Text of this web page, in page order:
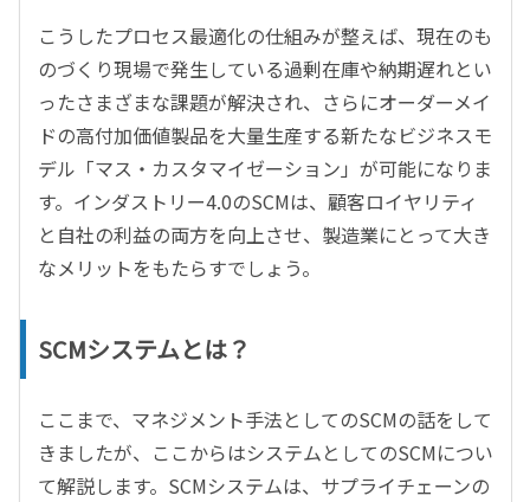
こうしたプロセス最適化の仕組みが整えば、現在のも
のづくり現場で発生している過剰在庫や納期遅れとい
ったさまざまな課題が解決され、さらにオーダーメイ
ドの高付加価値製品を大量生産する新たなビジネスモ
デル「マス・カスタマイゼーション」が可能になりま
す。インダストリー4.0のSCMは、顧客ロイヤリティ
と自社の利益の両方を向上させ、製造業にとって大き
なメリットをもたらすでしょう。
SCMシステムとは？
ここまで、マネジメント手法としてのSCMの話をして
きましたが、ここからはシステムとしてのSCMについ
て解説します。SCMシステムは、サプライチェーンの